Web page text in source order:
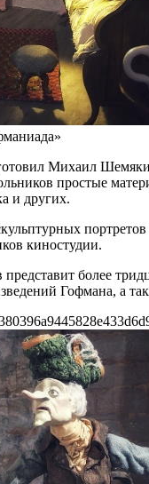
Михаил
простые
и других.
киностудии.
более
Гофмана, а